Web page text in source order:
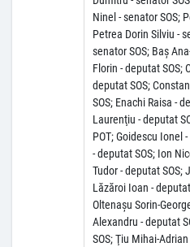
Ninel - senator SOS;
Petrea Dorin Silviu -
senator SOS; Baş
Florin - deputat SOS;
deputat SOS;
SOS; Enachi Raisa -
Laurenţiu - deputat
POT; Goidescu Ionel
- deputat SOS; Ion
Tudor - deputat SOS;
Lăzăroi Ioan -
Oltenaşu Sorin-
Alexandru - deputat
SOS; Ţiu Mihai-